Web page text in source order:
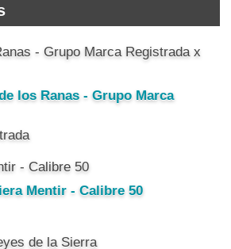
los Ranas - Grupo Marca
Mentir - Calibre 50